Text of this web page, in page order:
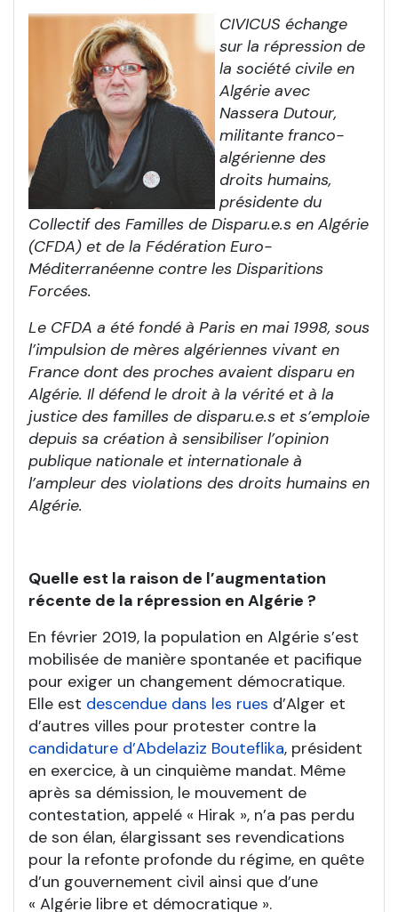
CIVICUS échange
sur la répression de
la société civile en
Algérie avec
Nassera Dutour,
militante franco-
algérienne des
droits humains,
présidente du
Collectif des Familles de Disparu.e.s en Algérie
(CFDA) et de la Fédération Euro-
Méditerranéenne contre les Disparitions
Forcées.
Le CFDA a été fondé à Paris en mai 1998, sous
l’impulsion de mères algériennes vivant en
France dont des proches avaient disparu en
Algérie. Il défend le droit à la vérité et à la
justice des familles de disparu.e.s et s’emploie
depuis sa création à sensibiliser l’opinion
publique nationale et internationale à
l’ampleur des violations des droits humains en
Algérie.
Quelle est la raison de l’augmentation
récente de la répression en Algérie ?
En février 2019, la population en Algérie s’est
mobilisée de manière spontanée et pacifique
pour exiger un changement démocratique.
Elle est descendue dans les rues d’Alger et
d’autres villes pour protester contre la
candidature d’Abdelaziz Bouteflika, président
en exercice, à un cinquième mandat. Même
après sa démission, le mouvement de
contestation, appelé « Hirak », n’a pas perdu
de son élan, élargissant ses revendications
pour la refonte profonde du régime, en quête
d’un gouvernement civil ainsi que d’une
« Algérie libre et démocratique ».